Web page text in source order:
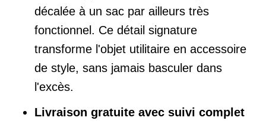
décalée à un sac par ailleurs très
fonctionnel. Ce détail signature
transforme l'objet utilitaire en accessoire
de style, sans jamais basculer dans
l'excès.
Livraison gratuite avec suivi complet